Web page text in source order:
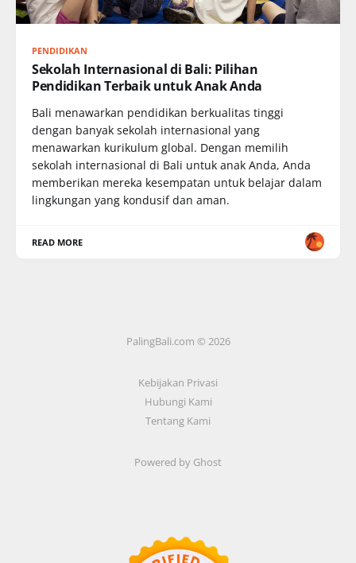
PENDIDIKAN
Sekolah Internasional di Bali: Pilihan
Pendidikan Terbaik untuk Anak Anda
Bali menawarkan pendidikan berkualitas tinggi
dengan banyak sekolah internasional yang
menawarkan kurikulum global. Dengan memilih
sekolah internasional di Bali untuk anak Anda, Anda
memberikan mereka kesempatan untuk belajar dalam
lingkungan yang kondusif dan aman.
READ MORE
PalingBali.com © 2026
Kebijakan Privasi
Hubungi Kami
Tentang Kami
Powered by Ghost